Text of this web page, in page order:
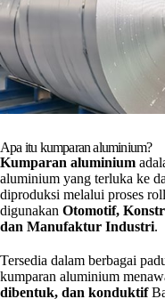
Apa itu kumparan aluminium?
Kumparan aluminium
aluminium yang terluka ke
diproduksi melalui proses
digunakan Otomotif,
dan Manufaktur Industri.
Tersedia dalam berbagai
kumparan aluminium
dibentuk, dan konduktif